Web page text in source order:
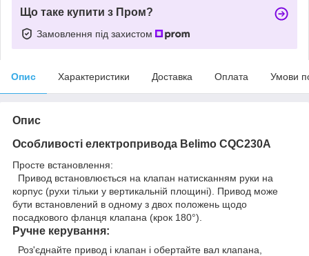
Що таке купити з Пром?
Замовлення під захистом
Опис Характеристики Доставка Оплата Умови
Опис
Особливості електропривода Belimo CQC230A
Просте встановлення:
Привод встановлюється на клапан натисканням руки на
корпус (рухи тільки у вертикальній площині). Привод може
бути встановлений в одному з двох положень щодо
посадкового фланця клапана (крок 180°).
Ручне керування:
Роз'єднайте привод і клапан і обертайте вал клапана,